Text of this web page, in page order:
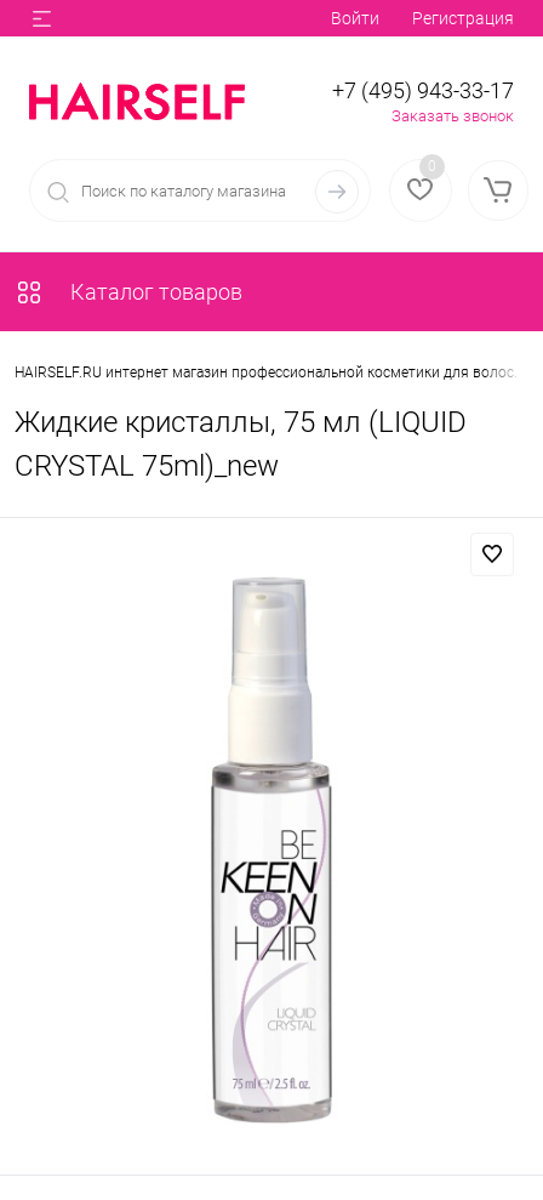
Войти Регистрация
+7 (495) 943-33-17
Заказать звонок
0
Каталог товаров
HAIRSELF.RU интернет магазин профессиональной косметики для волос.
Жидкие кристаллы, 75 мл (LIQUID
CRYSTAL 75ml)_new